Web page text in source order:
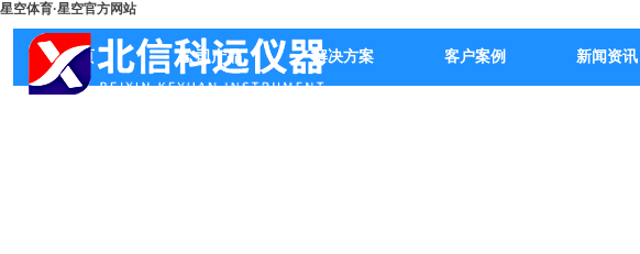
星空体育·星空官方网站
首页 公司产品 解决方案 客户案例 新闻资讯